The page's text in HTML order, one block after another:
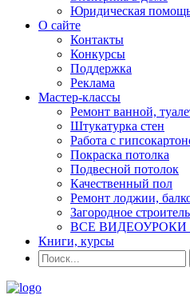
Юридическая
О сайте
Контакты
Конкурсы
Поддержка
Реклама
Мастер-классы
Ремонт ванной,
Штукатурка стен
Работа с
Покраска потолка
Подвесной потолок
Качественный пол
Ремонт лоджии,
Загородное
ВСЕ ВИДЕОУРОКИ
Книги, курсы